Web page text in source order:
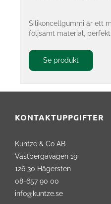
Silikoncellgummi är ett
följsamt material, perfekt
Se produkt
KONTAKTUPPGIFTER
Kuntze & Co AB
Västbergavägen 19
126 30 Hägersten
08-657 90 00
info@kuntze.se